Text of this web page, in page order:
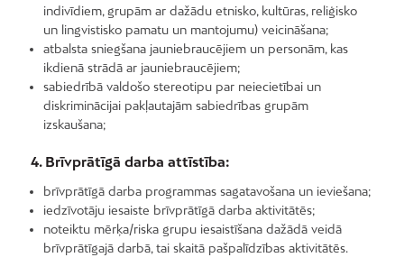
indivīdiem, grupām ar dažādu etnisko, kultūras, reliģisko
un lingvistisko pamatu un mantojumu) veicināšana;
atbalsta sniegšana jauniebraucējiem un personām, kas
ikdienā strādā ar jauniebraucējiem;
sabiedrībā valdošo stereotipu par neiecietībai un
diskriminācijai pakļautajām sabiedrības grupām
izskaušana;
4. Brīvprātīgā darba attīstība:
brīvprātīgā darba programmas sagatavošana un ieviešana;
iedzīvotāju iesaiste brīvprātīgā darba aktivitātēs;
noteiktu mērķa/riska grupu iesaistīšana dažādā veidā
brīvprātīgajā darbā, tai skaitā pašpalīdzības aktivitātēs.